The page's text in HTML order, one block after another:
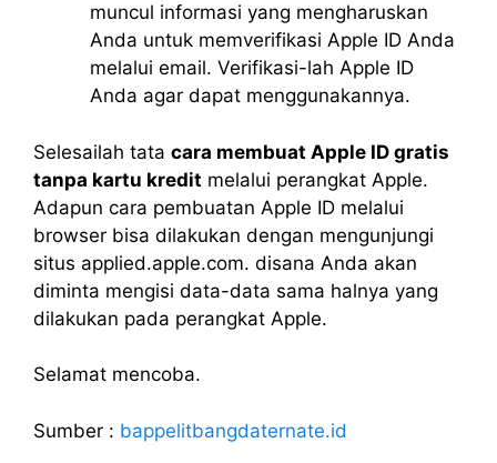
muncul informasi yang mengharuskan
Anda untuk memverifikasi Apple ID Anda
melalui email. Verifikasi-lah Apple ID
Anda agar dapat menggunakannya.
Selesailah tata cara membuat Apple ID gratis
tanpa kartu kredit melalui perangkat Apple.
Adapun cara pembuatan Apple ID melalui
browser bisa dilakukan dengan mengunjungi
situs applied.apple.com. disana Anda akan
diminta mengisi data-data sama halnya yang
dilakukan pada perangkat Apple.
Selamat mencoba.
Sumber : bappelitbangdaternate.id